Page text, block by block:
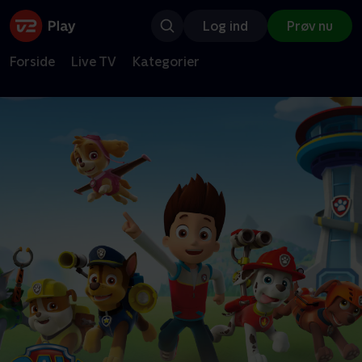
Log ind Prøv nu
Forside Live TV Kategorier